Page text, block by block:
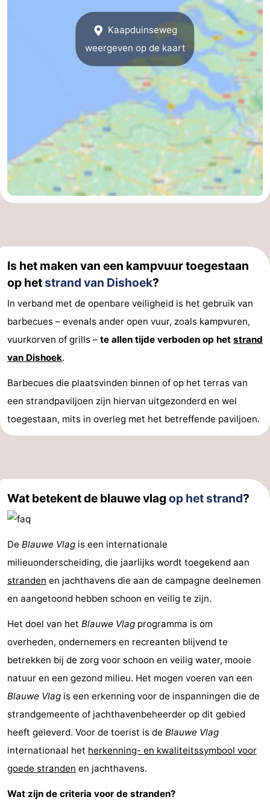
Kaapduinseweg
weergeven op de kaart
Is het maken van een kampvuur toegestaan
op hetstrand van Dishoek?
In verband met de openbare veiligheid is het gebruik van
barbecues – evenals ander open vuur, zoals kampvuren,
vuurkorven of grills – te allen tijde verboden op het strand
van Dishoek.
Barbecues die plaatsvinden binnen of op het terras van
een strandpaviljoen zijn hiervan uitgezonderd en wel
toegestaan, mits in overleg met het betreffende paviljoen.
Wat betekent de blauwe vlag op het strand?
De Blauwe Vlag is een internationale
milieuonderscheiding, die jaarlijks wordt toegekend aan
stranden en jachthavens die aan de campagne deelnemen
en aangetoond hebben schoon en veilig te zijn.
Het doel van het Blauwe Vlag programma is om
overheden, ondernemers en recreanten blijvend te
betrekken bij de zorg voor schoon en veilig water, mooie
natuur en een gezond milieu. Het mogen voeren van een
Blauwe Vlag is een erkenning voor de inspanningen die de
strandgemeente of jachthavenbeheerder op dit gebied
heeft geleverd. Voor de toerist is de Blauwe Vlag
internationaal het herkenning- en kwaliteitssymbool voor
goede stranden en jachthavens.
Wat zijn de criteria voor de stranden?